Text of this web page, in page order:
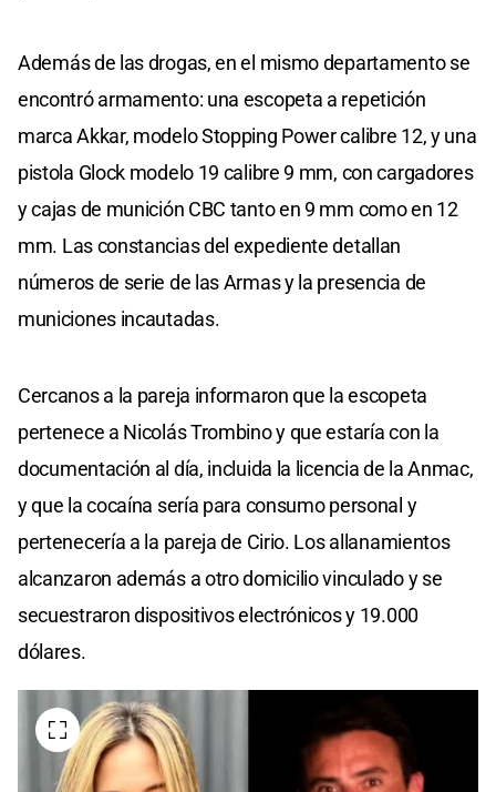
Además de las drogas, en el mismo departamento se
encontró armamento: una escopeta a repetición
marca Akkar, modelo Stopping Power calibre 12, y una
pistola Glock modelo 19 calibre 9 mm, con cargadores
y cajas de munición CBC tanto en 9 mm como en 12
mm. Las constancias del expediente detallan
números de serie de las Armas y la presencia de
municiones incautadas.
Cercanos a la pareja informaron que la escopeta
pertenece a Nicolás Trombino y que estaría con la
documentación al día, incluida la licencia de la Anmac,
y que la cocaína sería para consumo personal y
pertenecería a la pareja de Cirio. Los allanamientos
alcanzaron además a otro domicilio vinculado y se
secuestraron dispositivos electrónicos y 19.000
dólares.